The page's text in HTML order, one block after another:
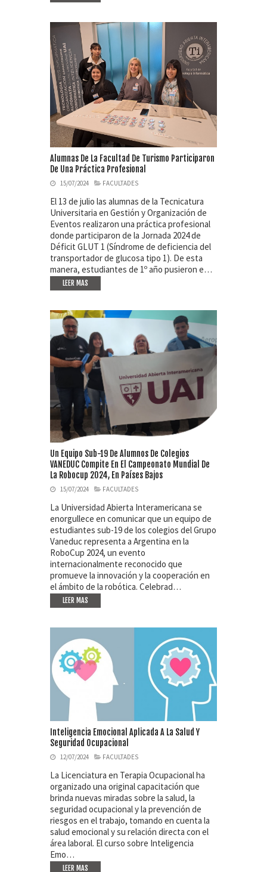
Alumnas De La Facultad De Turismo Participaron
De Una Práctica Profesional
15/07/2024 FACULTADES
El 13 de julio las alumnas de la Tecnicatura
Universitaria en Gestión y Organización de
Eventos realizaron una práctica profesional
donde participaron de la Jornada 2024 de
Déficit GLUT 1 (Síndrome de deficiencia del
transportador de glucosa tipo 1). De esta
manera, estudiantes de 1º año pusieron e…
LEER MAS
Un Equipo Sub-19 De Alumnos De Colegios
VANEDUC Compite En El Campeonato Mundial De
La Robocup 2024, En Países Bajos
15/07/2024 FACULTADES
La Universidad Abierta Interamericana se
enorgullece en comunicar que un equipo de
estudiantes sub-19 de los colegios del Grupo
Vaneduc representa a Argentina en la
RoboCup 2024, un evento
internacionalmente reconocido que
promueve la innovación y la cooperación en
el ámbito de la robótica. Celebrad…
LEER MAS
Inteligencia Emocional Aplicada A La Salud Y
Seguridad Ocupacional
12/07/2024 FACULTADES
La Licenciatura en Terapia Ocupacional ha
organizado una original capacitación que
brinda nuevas miradas sobre la salud, la
seguridad ocupacional y la prevención de
riesgos en el trabajo, tomando en cuenta la
salud emocional y su relación directa con el
área laboral. El curso sobre Inteligencia
Emo…
LEER MAS